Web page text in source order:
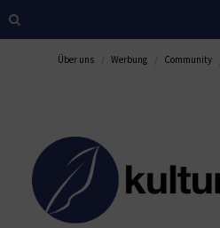
Über uns Werbung Community